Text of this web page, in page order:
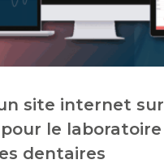
site internet
le
dentaires